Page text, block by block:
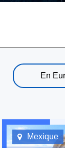
En
Mexique